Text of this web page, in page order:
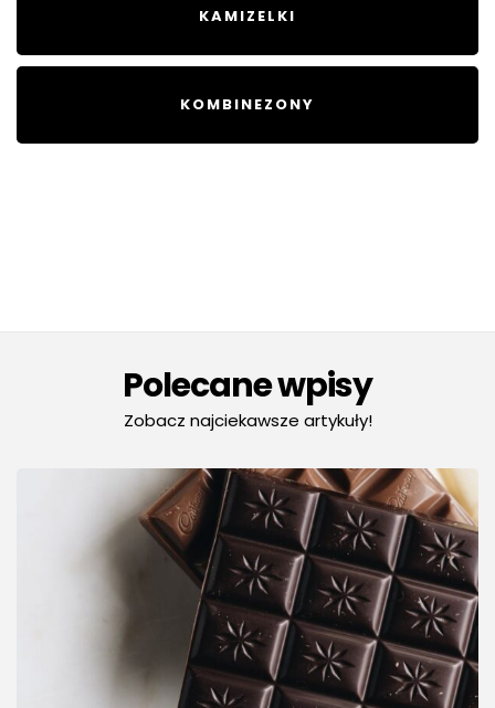
KAMIZELKI
KOMBINEZONY
Polecane wpisy
Zobacz najciekawsze artykuły!